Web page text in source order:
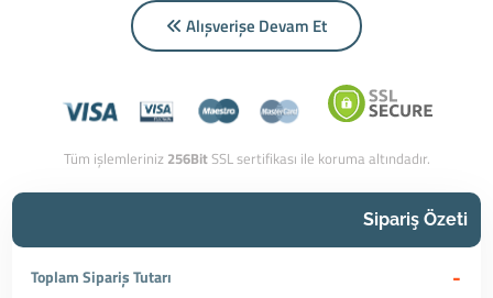
Alışverişe Devam Et
Tüm işlemleriniz 256BitSSL sertifikası ile koruma altındadır.
Sipariş Özeti
Toplam Sipariş Tutarı -